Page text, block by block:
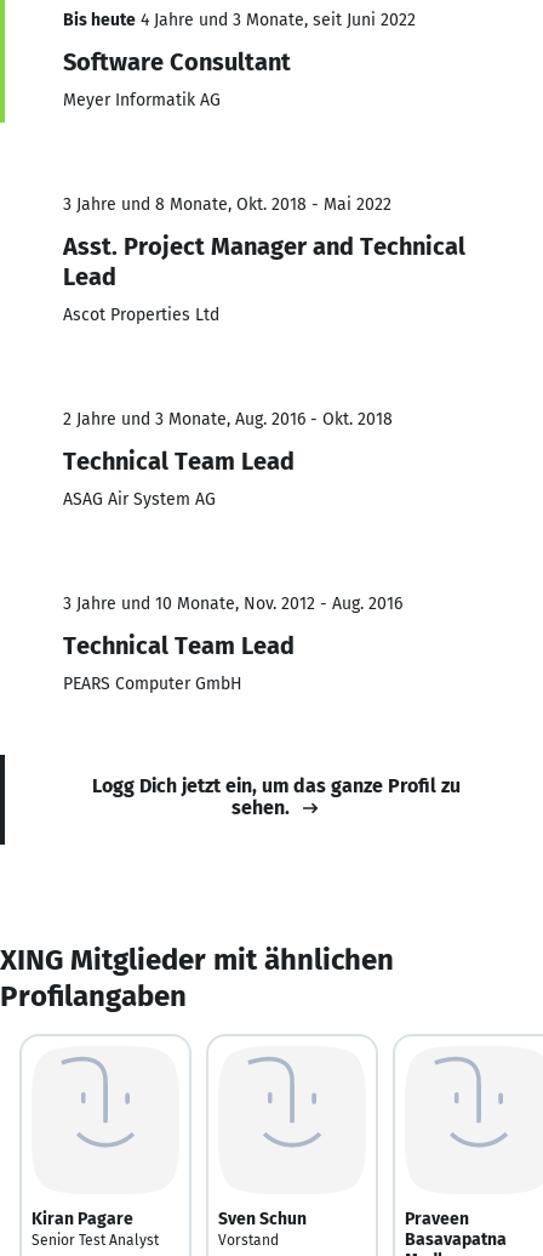
Bis heute 4 Jahre und 3 Monate, seit Juni 2022
Software Consultant
Meyer Informatik AG
3 Jahre und 8 Monate, Okt. 2018 - Mai 2022
Asst. Project Manager and Technical
Lead
Ascot Properties Ltd
2 Jahre und 3 Monate, Aug. 2016 - Okt. 2018
Technical Team Lead
ASAG Air System AG
3 Jahre und 10 Monate, Nov. 2012 - Aug. 2016
Technical Team Lead
PEARS Computer GmbH
Logg Dich jetzt ein, um das ganze Profil zu
sehen.
XING Mitglieder mit ähnlichen
Profilangaben
Kiran Pagare
Senior Test Analyst
Sven Schun
Vorstand
Praveen
Basavapatna